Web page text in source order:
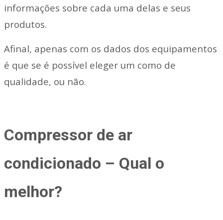
informações sobre cada uma delas e seus
produtos.
Afinal, apenas com os dados dos equipamentos
é que se é possível eleger um como de
qualidade, ou não.
Compressor de ar
condicionado – Qual o
melhor?